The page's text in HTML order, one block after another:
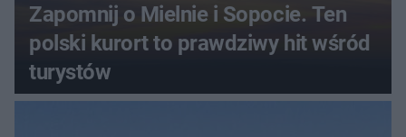
Zapomnij o Mielnie i Sopocie. Ten
polski kurort to prawdziwy hit wśród
turystów